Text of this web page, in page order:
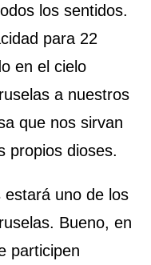
los sentidos.
para 22
en el cielo
a nuestros
que nos sirvan
propios dioses.
estará uno de los
Bueno, en
participen